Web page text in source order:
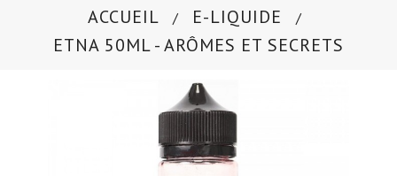
ACCUEIL
E-LIQUIDE
ETNA 50ML - ARÔMES ET SECRETS